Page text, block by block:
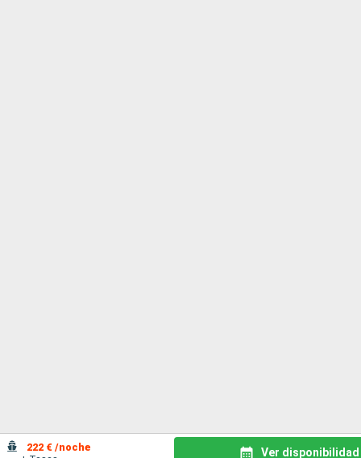
222 € /noche
Ver disponibilidad